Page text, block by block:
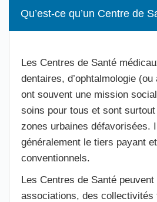
Qu’est-ce qu’un Centre de
Les Centres de Santé
dentaires, d’ophtalmologie
ont souvent une mission
soins pour tous et sont
zones urbaines défavorisées.
généralement le tiers payant
conventionnels.
Les Centres de Santé
associations, des collectivités